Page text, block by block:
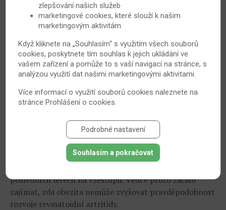
15. 2. 2010 Revmatoidní artritida
Odborníci prokázali souvislost mezi nadváhou
a revmatem u žen
posledních letech na vzestupu. Vědce proto začalo
zajímat, zda obezita nemůže zvyšovat pravděpodobnost
rozvoje revmatoidní artritidy.
zlepšování našich služeb
marketingové cookies, které slouží k našim
marketingovým aktivitám
Když kliknete na „Souhlasím“ s využitím všech souborů
cookies, poskytnete tím souhlas k jejich ukládání ve
vašem zařízení a pomůže to s vaší navigací na stránce, s
analýzou využití dat našimi marketingovými aktivitami.
Více informací o využití souborů cookies naleznete na
stránceProhlášení o cookies
Podrobné nastavení
Souhlasím a pokračovat